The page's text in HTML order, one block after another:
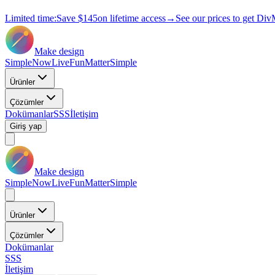
Limited time:Save $145on lifetime access→ See our prices to get
Make design
SimpleNowLiveFunMatterSimple
Ürünler
Çözümler
DokümanlarSSSİletişim
Giriş yap
Make design
SimpleNowLiveFunMatterSimple
Ürünler
Çözümler
Dokümanlar
SSS
İletişim